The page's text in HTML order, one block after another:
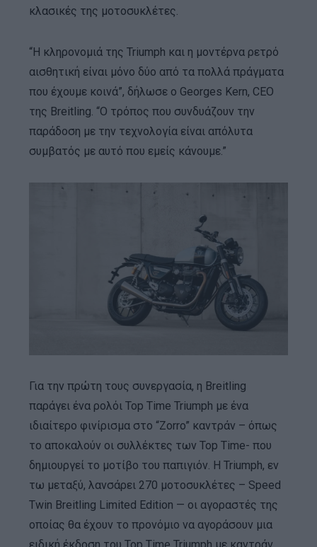
κλασικές της μοτοσυκλέτες.
“Η κληρονομιά της Triumph και η μοντέρνα ρετρό
αισθητική είναι μόνο δύο από τα πολλά πράγματα
που έχουμε κοινά”, δήλωσε ο Georges Kern, CEO
της Breitling. “O τρόπος που συνδυάζουν την
παράδοση με την τεχνολογία είναι απόλυτα
συμβατός με αυτό που εμείς κάνουμε.”
Για την πρώτη τους συνεργασία, η Breitling
παράγει ένα ρολόι Top Time Triumph με ένα
ιδιαίτερο φινίρισμα στο “Zorro” καντράν – όπως
το αποκαλούν οι συλλέκτες των Top Time- που
δημιουργεί το μοτίβο του παπιγιόν. Η Triumph, εν
τω μεταξύ, λανσάρει 270 μοτοσυκλέτες – Speed
Twin Breitling Limited Edition — οι αγοραστές της
οποίας θα έχουν το προνόμιο να αγοράσουν μια